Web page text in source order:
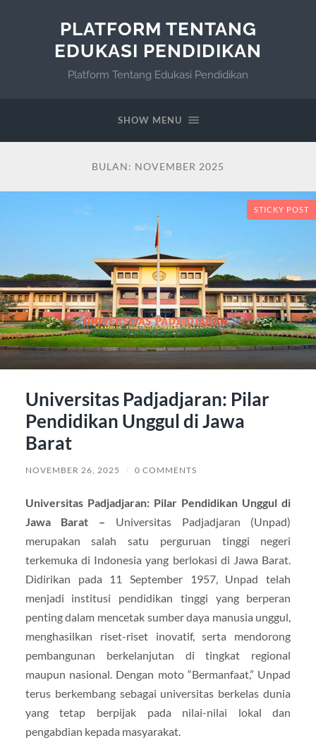
PLATFORM TENTANG
EDUKASI PENDIDIKAN
Platform Tentang Edukasi Pendidikan
SHOW MENU
BULAN: NOVEMBER 2025
STICKY POST
Universitas Padjadjaran: Pilar
Pendidikan Unggul di Jawa
Barat
NOVEMBER 26, 2025 / 0 COMMENTS
Universitas Padjadjaran: Pilar Pendidikan Unggul di
Jawa Barat – Universitas Padjadjaran (Unpad)
merupakan salah satu perguruan tinggi negeri
terkemuka di Indonesia yang berlokasi di Jawa Barat.
Didirikan pada 11 September 1957, Unpad telah
menjadi institusi pendidikan tinggi yang berperan
penting dalam mencetak sumber daya manusia unggul,
menghasilkan riset-riset inovatif, serta mendorong
pembangunan berkelanjutan di tingkat regional
maupun nasional. Dengan moto “Bermanfaat,” Unpad
terus berkembang sebagai universitas berkelas dunia
yang tetap berpijak pada nilai-nilai lokal dan
pengabdian kepada masyarakat.